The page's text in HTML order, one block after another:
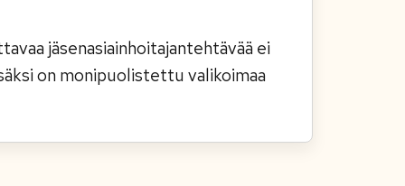
jäsenasiainhoitajantehtävää ei
on monipuolistettu valikoimaa